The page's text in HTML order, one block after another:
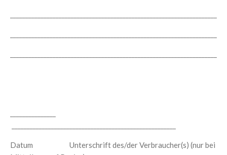
Datum Unterschrift des/der Verbraucher(s) (nur bei